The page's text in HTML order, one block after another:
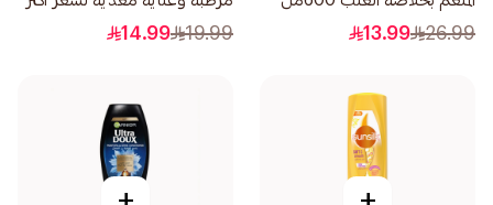
26.99
13.99
نعومة بنسبة 100 590مل
19.99
14.99